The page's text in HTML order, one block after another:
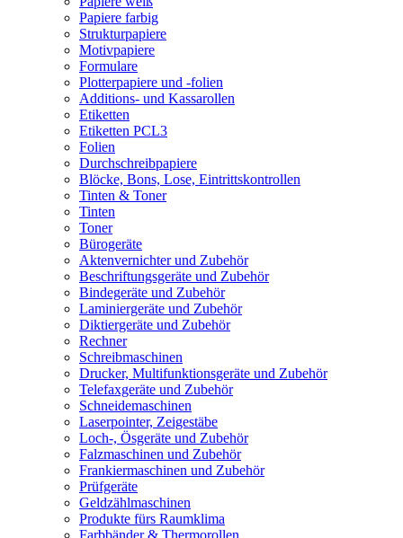
Papiere farbig
Strukturpapiere
Motivpapiere
Formulare
Plotterpapiere und -folien
Additions- und Kassarollen
Etiketten
Etiketten PCL3
Folien
Durchschreibpapiere
Blöcke, Bons, Lose, Eintrittskontrollen
Tinten & Toner
Tinten
Toner
Bürogeräte
Aktenvernichter und Zubehör
Beschriftungsgeräte und Zubehör
Bindegeräte und Zubehör
Laminiergeräte und Zubehör
Diktiergeräte und Zubehör
Rechner
Schreibmaschinen
Drucker, Multifunktionsgeräte und Zubehör
Telefaxgeräte und Zubehör
Schneidemaschinen
Laserpointer, Zeigestäbe
Loch-, Ösgeräte und Zubehör
Falzmaschinen und Zubehör
Frankiermaschinen und Zubehör
Prüfgeräte
Geldzählmaschinen
Produkte fürs Raumklima